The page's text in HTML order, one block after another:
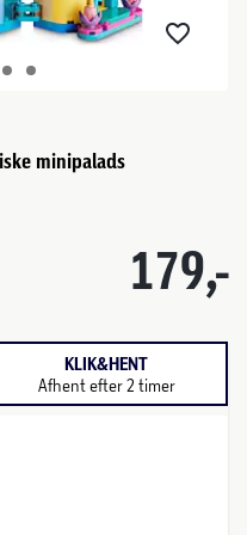
minipalads
179,-
KLIK&HENT
Afhent efter 2 timer